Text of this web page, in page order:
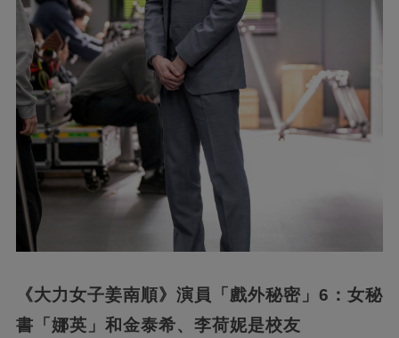
《大力女子姜南順》演員「戲外秘密」6：女秘
書「娜英」和金泰希、李荷妮是校友